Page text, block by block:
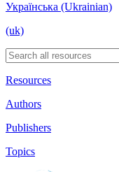
Українська (Ukrainian)
(uk)
Resources
Authors
Publishers
Topics